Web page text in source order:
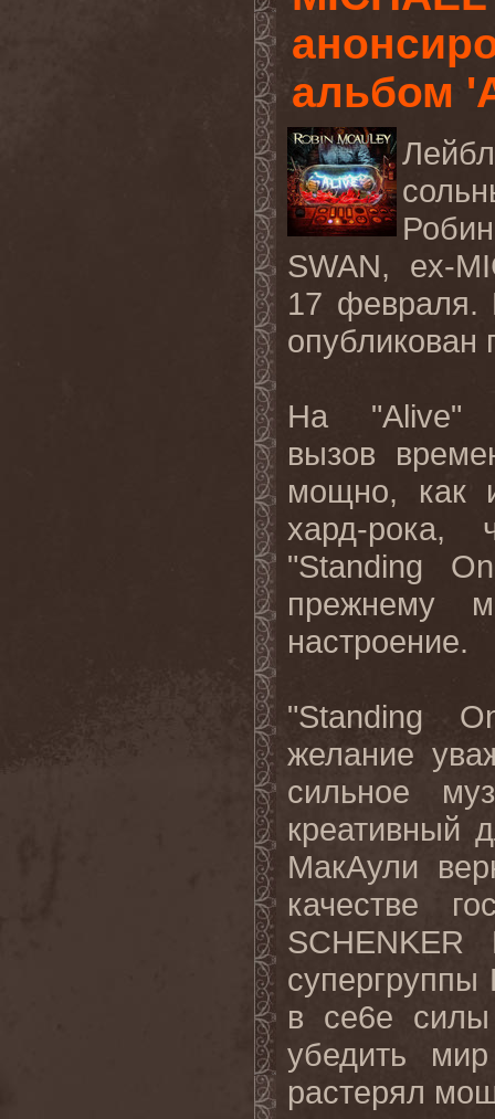
альбом
Лейбл
SWAN, ex-
17 февраля.
опубликован
На
вызов
мощно, как
хард-рока,
"Standing
прежнему
настроение.
"Standing
желание
сильное
креативный
МакАули
качестве
SCHENKER
супергруппы
в се6е
убедить
растерял